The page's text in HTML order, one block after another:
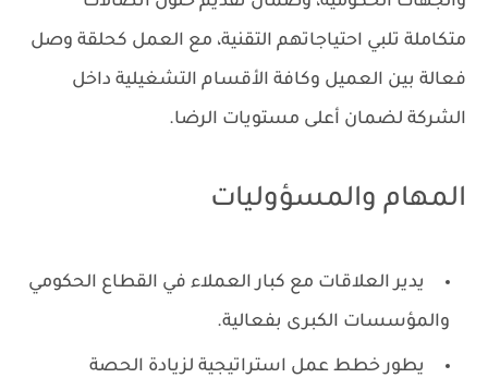
متكاملة تلبي احتياجاتهم التقنية، مع العمل كحلقة وصل
فعالة بين العميل وكافة الأقسام التشغيلية داخل
الشركة لضمان أعلى مستويات الرضا.
المهام والمسؤوليات
يدير العلاقات مع كبار العملاء في القطاع الحكومي
والمؤسسات الكبرى بفعالية.
يطور خطط عمل استراتيجية لزيادة الحصة